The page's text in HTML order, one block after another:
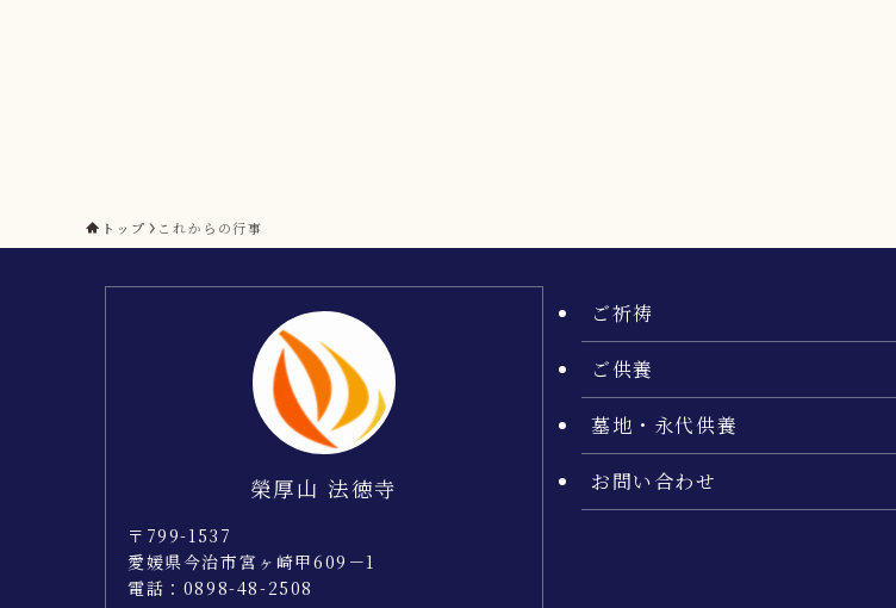
トップ これからの行事
榮厚山 法徳寺
〒799-1537
愛媛県今治市宮ヶ崎甲609－1
電話：0898-48-2508
ご祈祷
ご供養
墓地・永代供養
お問い合わせ